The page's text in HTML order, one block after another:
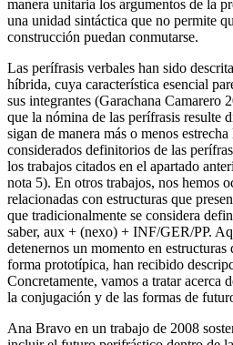
manera unitaria los argumentos de la
una unidad sintáctica que no permite
construcción puedan conmutarse.
Las perífrasis verbales han sido
híbrida, cuya característica esencial
sus integrantes (Garachana Camarero
que la nómina de las perífrasis resulte
sigan de manera más o menos
considerados definitorios de las
los trabajos citados en el apartado
nota 5). En otros trabajos, nos hemos
relacionadas con estructuras que
que tradicionalmente se considera
saber, aux + (nexo) + INF/GER/PP.
detenernos un momento en estructuras
forma prototípica, han recibido
Concretamente, vamos a tratar acerca
la conjugación y de las formas de
Ana Bravo en un trabajo de 2008